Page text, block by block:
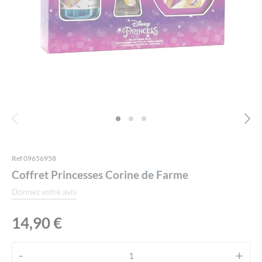
Ref 09656958
Coffret Princesses Corine de Farme
Donnez votre avis
14,90€
- +